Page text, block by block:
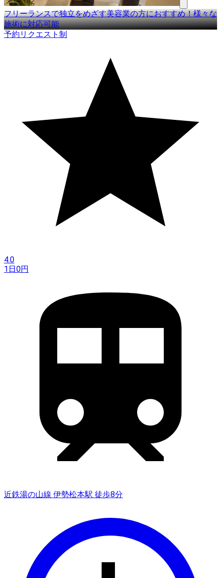
フリーランスで独立をめざす美容業の方におすすめ！様々な
施術に対応可能
予約リクエスト制
4.0
1日0円
近鉄湯の山線 伊勢松本駅 徒歩8分